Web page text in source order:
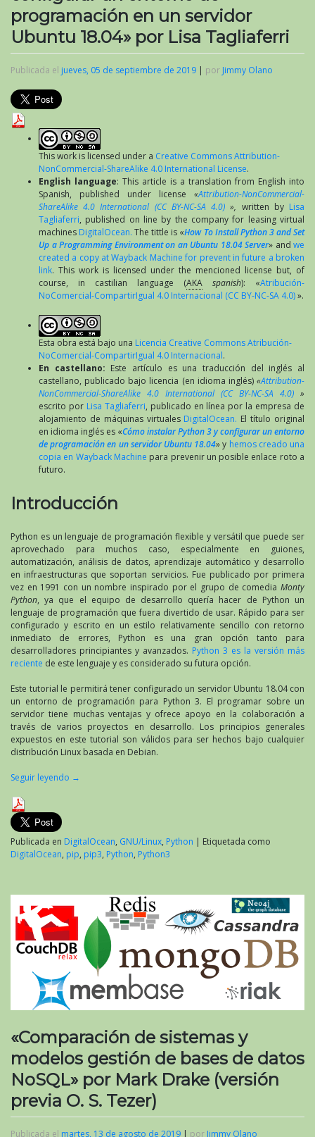
programación en un servidor
Ubuntu 18.04» por Lisa Tagliaferri
Publicada el jueves, 05 de septiembre de 2019 | por Jimmy Olano
This work is licensed under a Creative Commons Attribution-
NonCommercial-ShareAlike 4.0 International License.
English language: This article is a translation from English into
Spanish, published under license «Attribution-NonCommercial-
ShareAlike 4.0 International (CC BY-NC-SA 4.0) », written by Lisa
Tagliaferri, published on line by the company for leasing virtual
machines DigitalOcean. The tittle is «How To Install Python 3 and Set
Up a Programming Environment on an Ubuntu 18.04 Server» and we
created a copy at Wayback Machine for prevent in future a broken
link. This work is licensed under the mencioned license but, of
course, in castilian language (AKA spanish): «Atribución-
NoComercial-CompartirIgual 4.0 Internacional (CC BY-NC-SA 4.0)».
Esta obra está bajo una Licencia Creative Commons Atribución-
NoComercial-CompartirIgual 4.0 Internacional.
En castellano: Este artículo es una traducción del inglés al
castellano, publicado bajo licencia (en idioma inglés) «Attribution-
NonCommercial-ShareAlike 4.0 International (CC BY-NC-SA 4.0) »
escrito por Lisa Tagliaferri, publicado en línea por la empresa de
alojamiento de máquinas virtuales DigitalOcean. El título original
en idioma inglés es «Cómo instalar Python 3 y configurar un entorno
de programación en un servidor Ubuntu 18.04» y hemos creado una
copia en Wayback Machine para prevenir un posible enlace roto a
futuro.
Introducción
Python es un lenguaje de programación flexible y versátil que puede ser
aprovechado para muchos caso, especialmente en guiones,
automatización, análisis de datos, aprendizaje automático y desarrollo
en infraestructuras que soportan servicios. Fue publicado por primera
vez en 1991 con un nombre inspirado por el grupo de comedia Monty
Python, ya que el equipo de desarrollo quería hacer de Python un
lenguaje de programación que fuera divertido de usar. Rápido para ser
configurado y escrito en un estilo relativamente sencillo con retorno
inmediato de errores, Python es una gran opción tanto para
desarrolladores principiantes y avanzados. Python 3 es la versión más
reciente de este lenguaje y es considerado su futura opción.
Este tutorial le permitirá tener configurado un servidor Ubuntu 18.04 con
un entorno de programación para Python 3. El programar sobre un
servidor tiene muchas ventajas y ofrece apoyo en la colaboración a
través de varios proyectos en desarrollo. Los principios generales
expuestos en este tutorial son válidos para ser hechos bajo cualquier
distribución Linux basada en Debian.
Seguir leyendo →
Publicada en DigitalOcean, GNU/Linux, Python | Etiquetada como
DigitalOcean, pip, pip3, Python, Python3
«Comparación de sistemas y
modelos gestión de bases de datos
NoSQL» por Mark Drake (versión
previa O. S. Tezer)
Publicada el martes, 13 de agosto de 2019 | por Jimmy Olano